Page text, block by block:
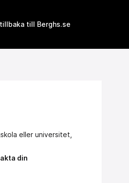
till Berghs.se
eller universitet,
din